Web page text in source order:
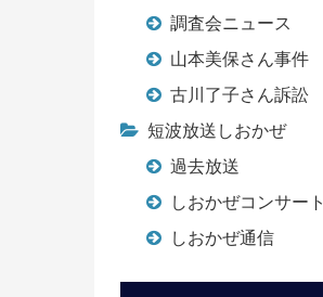
調査会ニュース
山本美保さん事件
古川了子さん訴訟
短波放送しおかぜ
過去放送
しおかぜコンサート
しおかぜ通信